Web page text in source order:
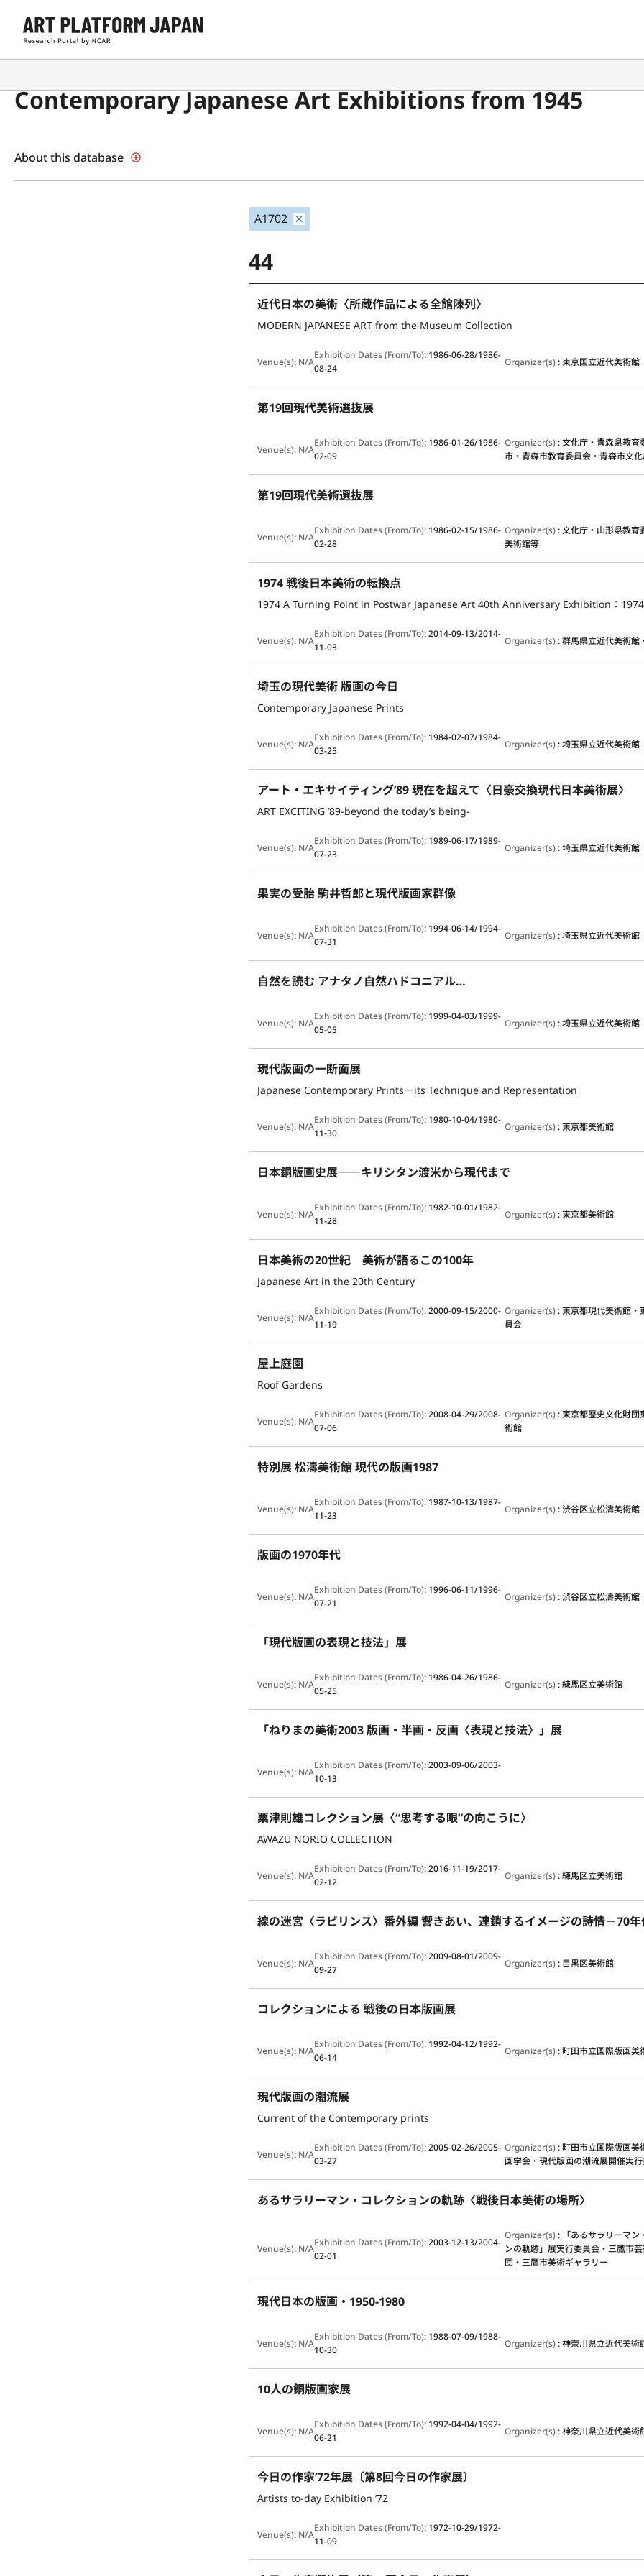
Contemporary Japanese Art Exhibitions from 1945
About this database
A1702
44
近代日本の美術〈所蔵作品による全館陳列〉
MODERN JAPANESE ART from the Museum Collection
Venue(s): N/A
Exhibition Dates (From/To): 1986-06-28/1986-
08-24
Organizer(s):東京国立近代美術館
第19回現代美術選抜展
Venue(s): N/A
Exhibition Dates (From/To): 1986-01-26/1986-
02-09
Organizer(s):文化庁・青森県教育
市・青森市教育委員会・青森市文
第19回現代美術選抜展
Venue(s): N/A
Exhibition Dates (From/To): 1986-02-15/1986-
02-28
Organizer(s):文化庁・山形県教育
美術館等
1974 戦後日本美術の転換点
1974 A Turning Point in Postwar Japanese Art 40th Anniversary Exhibition：
Venue(s): N/A
Exhibition Dates (From/To):2014-09-13/2014-
11-03
Organizer(s):群馬県立近代美術館
埼玉の現代美術 版画の今日
Contemporary Japanese Prints
Venue(s): N/A
Exhibition Dates (From/To): 1984-02-07/1984-
03-25
Organizer(s):埼玉県立近代美術館
アート・エキサイティング’89 現在を超えて〈日豪交換現代日本美術展〉
ART EXCITING ’89-beyond the today’s being-
Venue(s): N/A
Exhibition Dates (From/To): 1989-06-17/1989-
07-23
Organizer(s):埼玉県立近代美術館
果実の受胎 駒井哲郎と現代版画家群像
Venue(s): N/A
Exhibition Dates (From/To): 1994-06-14/1994-
07-31
Organizer(s):埼玉県立近代美術館
自然を読む アナタノ自然ハドコニアル…
Venue(s): N/A
Exhibition Dates (From/To): 1999-04-03/1999-
05-05
Organizer(s):埼玉県立近代美術館
現代版画の一断面展
Japanese Contemporary Prints－its Technique and Representation
Venue(s): N/A
Exhibition Dates (From/To): 1980-10-04/1980-
11-30
Organizer(s):東京都美術館
日本銅版画史展――キリシタン渡米から現代まで
Venue(s): N/A
Exhibition Dates (From/To): 1982-10-01/1982-
11-28
Organizer(s):東京都美術館
日本美術の20世紀 美術が語るこの100年
Japanese Art in the 20th Century
Venue(s): N/A
Exhibition Dates (From/To):2000-09-15/2000-
11-19
Organizer(s):東京都現代美術館・
員会
屋上庭園
Roof Gardens
Venue(s): N/A
Exhibition Dates (From/To):2008-04-29/2008-
07-06
Organizer(s):東京都歴史文化財団
術館
特別展 松濤美術館 現代の版画1987
Venue(s): N/A
Exhibition Dates (From/To): 1987-10-13/1987-
11-23
Organizer(s):渋谷区立松濤美術館
版画の1970年代
Venue(s): N/A
Exhibition Dates (From/To): 1996-06-11/1996-
07-21
Organizer(s):渋谷区立松濤美術館
「現代版画の表現と技法」展
Venue(s): N/A
Exhibition Dates (From/To): 1986-04-26/1986-
05-25
Organizer(s):練馬区立美術館
「ねりまの美術2003 版画・半画・反画〈表現と技法〉」展
Venue(s): N/A
Exhibition Dates (From/To):2003-09-06/2003-
10-13
粟津則雄コレクション展〈“思考する眼”の向こうに〉
AWAZU NORIO COLLECTION
Venue(s): N/A
Exhibition Dates (From/To):2016-11-19/2017-
02-12
Organizer(s):練馬区立美術館
線の迷宮〈ラビリンス〉番外編 響きあい、連鎖するイメージの詩情－70
Venue(s): N/A
Exhibition Dates (From/To):2009-08-01/2009-
09-27
Organizer(s): 目黒区美術館
コレクションによる 戦後の日本版画展
Venue(s): N/A
Exhibition Dates (From/To): 1992-04-12/1992-
06-14
Organizer(s):町田市立国際版画美
現代版画の潮流展
Current of the Contemporary prints
Venue(s): N/A
Exhibition Dates (From/To):2005-02-26/2005-
03-27
Organizer(s):町田市立国際版画美
画学会・現代版画の潮流展開催実
あるサラリーマン・コレクションの軌跡〈戦後日本美術の場所〉
Venue(s): N/A
Exhibition Dates (From/To):2003-12-13/2004-
02-01
Organizer(s): 「あるサラリーマン
ンの軌跡」展実行委員会・三鷹市
団・三鷹市美術ギャラリー
現代日本の版画・1950-1980
Venue(s): N/A
Exhibition Dates (From/To): 1988-07-09/1988-
10-30
Organizer(s):神奈川県立近代美術
10人の銅版画家展
Venue(s): N/A
Exhibition Dates (From/To): 1992-04-04/1992-
06-21
Organizer(s):神奈川県立近代美術
今日の作家’72年展〔第8回今日の作家展〕
Artists to-day Exhibition ’72
Venue(s): N/A
Exhibition Dates (From/To): 1972-10-29/1972-
11-09